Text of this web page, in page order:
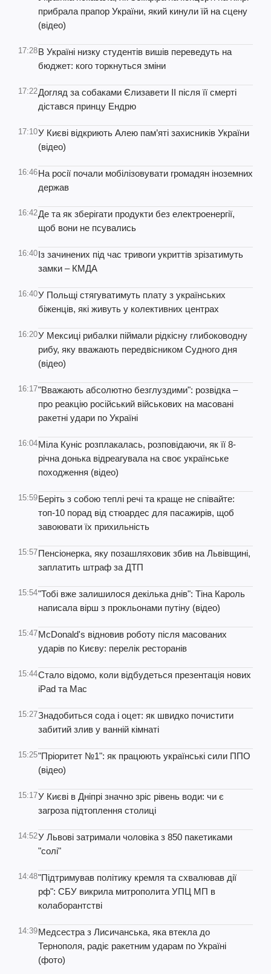
прибрала прапор України, який кинули їй на сцену
(відео)
17:28В Україні низку студентів вишів переведуть на
бюджет: кого торкнуться зміни
17:22Догляд за собаками Єлизавети II після її смерті
дістався принцу Ендрю
17:10У Києві відкриють Алею пам’яті захисників України
(відео)
16:46На росії почали мобілізовувати громадян іноземних
держав
16:42Де та як зберігати продукти без електроенергії,
щоб вони не псувались
16:40Із зачинених під час тривоги укриттів зрізатимуть
замки – КМДА
16:40У Польщі стягуватимуть плату з українських
біженців, які живуть у колективних центрах
16:20У Мексиці рибалки піймали рідкісну глибоководну
рибу, яку вважають передвісником Судного дня
(відео)
16:17"Вважають абсолютно безглуздими": розвідка –
про реакцію російський військових на масовані
ракетні удари по Україні
16:04Міла Куніс розплакалась, розповідаючи, як її 8-
річна донька відреагувала на своє українське
походження (відео)
15:59Беріть з собою теплі речі та краще не співайте:
топ-10 порад від стюардес для пасажирів, щоб
завоювати їх прихильність
15:57Пенсіонерка, яку позашляховик збив на Львівщині,
заплатить штраф за ДТП
15:54"Тобі вже залишилося декілька днів": Тіна Кароль
написала вірш з прокльонами путіну (відео)
15:47McDonald's відновив роботу після масованих
ударів по Києву: перелік ресторанів
15:44Стало відомо, коли відбудеться презентація нових
iPad та Mac
15:27Знадобиться сода і оцет: як швидко почистити
забитий злив у ванній кімнаті
15:25"Пріоритет №1": як працюють українські сили ППО
(відео)
15:17У Києві в Дніпрі значно зріс рівень води: чи є
загроза підтоплення столиці
14:52У Львові затримали чоловіка з 850 пакетиками
"солі"
14:48"Підтримував політику кремля та схвалював дії
рф": СБУ викрила митрополита УПЦ МП в
колаборантстві
14:39Медсестра з Лисичанська, яка втекла до
Тернополя, радіє ракетним ударам по Україні
(фото)